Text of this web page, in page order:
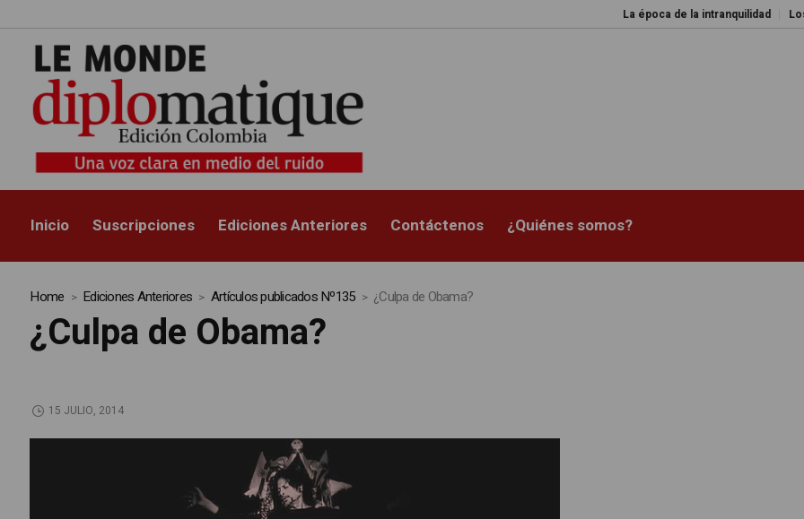
La época de la intranquilidad Los amos
Inicio Suscripciones Ediciones Anteriores Contáctenos ¿Quiénes somos?
Home Ediciones Anteriores Artículos publicados Nº135 ¿Culpa de Obama?
¿Culpa de Obama?
15 JULIO, 2014